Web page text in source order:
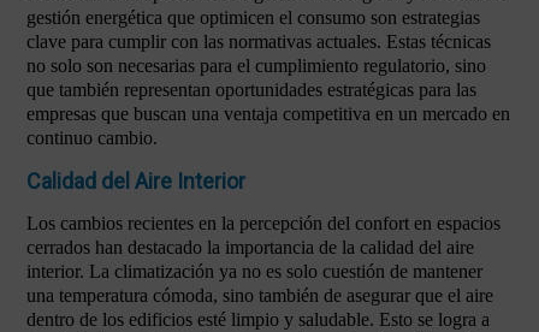
gestión energética que optimicen el consumo son estrategias
clave para cumplir con las normativas actuales. Estas técnicas
no solo son necesarias para el cumplimiento regulatorio, sino
que también representan oportunidades estratégicas para las
empresas que buscan una ventaja competitiva en un mercado en
continuo cambio.
Calidad del Aire Interior
Los cambios recientes en la percepción del confort en espacios
cerrados han destacado la importancia de la calidad del aire
interior. La climatización ya no es solo cuestión de mantener
una temperatura cómoda, sino también de asegurar que el aire
dentro de los edificios esté limpio y saludable. Esto se logra a